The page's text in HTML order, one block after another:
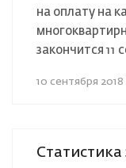
на оплату на
закончится 11
10 сентября 2018
Статистика